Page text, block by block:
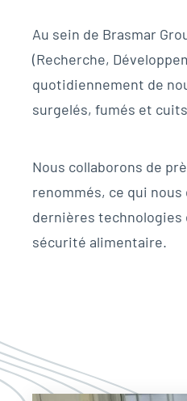
Au sein de Brasmar
(Recherche,
quotidiennement de
surgelés, fumés et
Nous collaborons de
renommés, ce qui
dernières
sécurité alimentaire.